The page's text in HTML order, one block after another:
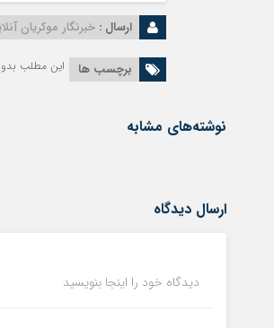
ارسال : خبرنگار موکریان
برچسب ها این مطلب
نوشته‌های مشابه
ارسال دیدگاه
دیدگاه خود را اینجا بنویسید